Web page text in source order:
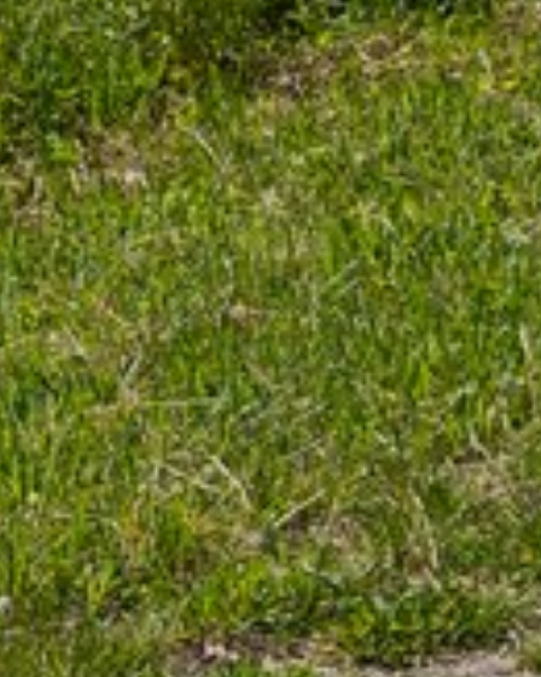
REGIONEN
ORTE
EVENTS
REISEFÜHRER
REISEMAGAZINE
THEMEN
ANGEBOTE